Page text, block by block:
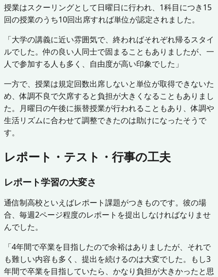
授業はスクーリングとして日曜日に行われ、1科目につき15
回の授業のうち10回出席すれば単位が認定されました。
「大学の講義に近い雰囲気で、終わればそれぞれ帰るスタイ
ルでした。仲の良い人同士で固まることもありましたが、一
人で参加する人も多く、自由度が高い印象でした」
一方で、授業は規定回数出席しないと単位が取得できないた
め、体調不良で欠席すると負担が大きくなることもありまし
た。月曜日の午後に振替授業が行われることもあり、体調や
生活リズムに合わせて調整できたのは助けになったそうで
す。
レポート・テスト・行事の工夫
レポート学習の大変さ
通信制高校といえばレポート課題がつきものです。彼の場
合、毎週2ページ程度のレポートを提出しなければなりませ
んでした。
「4年間で卒業を目指したので余裕はありましたが、それで
も難しい内容も多く、提出を続けるのは大変でした。もし3
年間で卒業を目指していたら、かなり負担が大きかったと思